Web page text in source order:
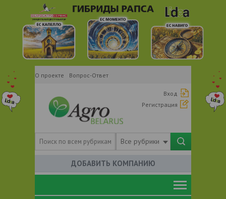
О проекте Вопрос-Ответ
Вход
Регистрация
Все рубрики
ДОБАВИТЬ КОМПАНИЮ